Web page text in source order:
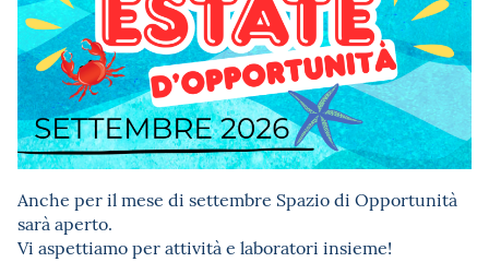
Anche per il mese di settembre Spazio di Opportunità
sarà aperto.
Vi aspettiamo per attività e laboratori insieme!